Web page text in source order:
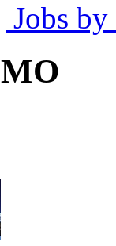
Jobs by